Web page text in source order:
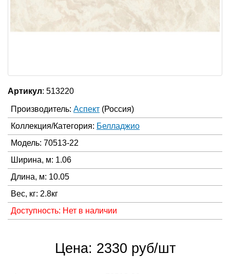
Артикул: 513220
Производитель: Аспект (Россия)
Коллекция/Категория: Белладжио
Модель: 70513-22
Ширина, м: 1.06
Длина, м: 10.05
Вес, кг: 2.8кг
Доступность: Нет в наличии
Цена: 2330 руб/шт